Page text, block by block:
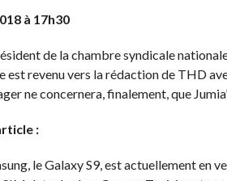
à 17h30
de la chambre syndicale
est revenu vers la rédaction de THD
ne concernera, finalement, que
:
le Galaxy S9, est actuellement en